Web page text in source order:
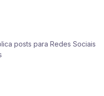
posts para Redes Sociais